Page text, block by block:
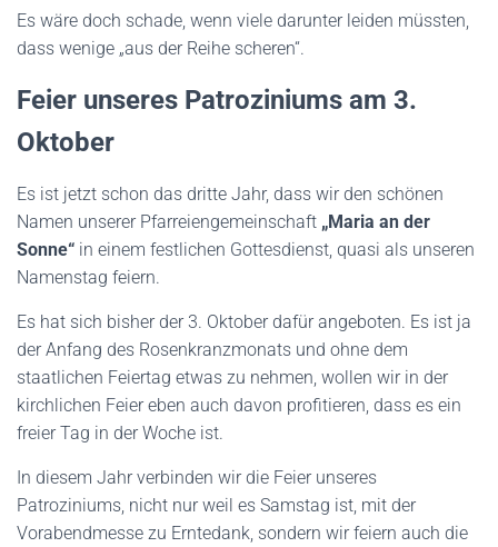
Es wäre doch schade, wenn viele darunter leiden müssten,
dass wenige „aus der Reihe scheren“.
Feier unseres Patroziniums am 3.
Oktober
Es ist jetzt schon das dritte Jahr, dass wir den schönen
Namen unserer Pfarreiengemeinschaft „Maria an der
Sonne“ in einem festlichen Gottesdienst, quasi als unseren
Namenstag feiern.
Es hat sich bisher der 3. Oktober dafür angeboten. Es ist ja
der Anfang des Rosenkranzmonats und ohne dem
staatlichen Feiertag etwas zu nehmen, wollen wir in der
kirchlichen Feier eben auch davon profitieren, dass es ein
freier Tag in der Woche ist.
In diesem Jahr verbinden wir die Feier unseres
Patroziniums, nicht nur weil es Samstag ist, mit der
Vorabendmesse zu Erntedank, sondern wir feiern auch die